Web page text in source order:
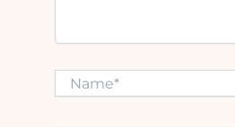
Name*